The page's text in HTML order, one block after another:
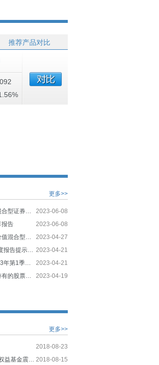
推荐产品对比
更多>>
2023-06-08
银河基金管理有限公司银河量化价值混合型证券投资基金清算报告的提示性公告
2023-06-08
报告
2023-04-27
银河基金管理有限公司关于银河量化价值混合型证券投资基金基金份额持有人大会表决结果暨决议生效的公告
2023-04-21
银河基金管理有限公司2023年第一季度报告提示性公告
2023-04-21
银河量化价值混合型证券投资基金2023年第1季度报告
2023-04-19
银河基金管理有限公司关于旗下基金持有的股票估值调整的提示性公告
更多>>
2018-08-23
2018-08-15
公募基金周度报告:养老目标基金获批,权益基金震荡反弹